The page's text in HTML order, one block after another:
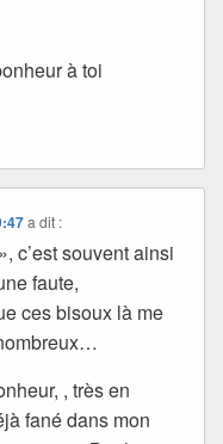
à toi
a dit :
c’est souvent ainsi
faute,
ces bisoux là me
, très en
fané dans mon